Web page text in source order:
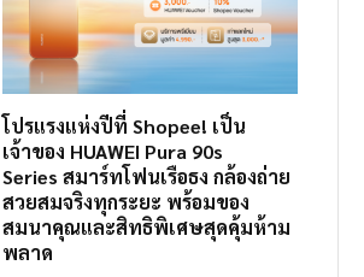
โปรแรงแห่งปีที่ Shopee! เป็น
เจ้าของ HUAWEI Pura 90s
Series สมาร์ทโฟนเรือธง กล้องถ่าย
สวยสมจริงทุกระยะ พร้อมของ
สมนาคุณและสิทธิพิเศษสุดคุ้มห้าม
พลาด